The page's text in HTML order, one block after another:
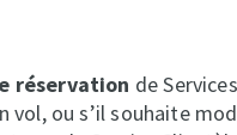
réservation de
vol, ou s’il souhaite